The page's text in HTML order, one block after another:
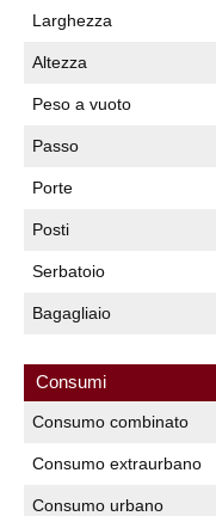
Larghezza
Altezza
Peso a vuoto
Passo
Porte
Posti
Serbatoio
Bagagliaio
Consumi
Consumo combinato
Consumo extraurbano
Consumo urbano